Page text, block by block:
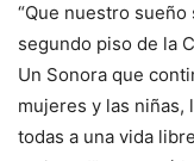
“Que nuestro
segundo piso de la
Un Sonora que
mujeres y las niñas,
todas a una vida